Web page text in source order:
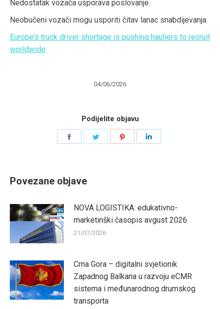
Nedostatak vozača usporava poslovanje.
Neobučeni vozači mogu usporiti čitav lanac snabdijevanja.
Europe’s truck driver shortage is pushing hauliers to recruit
worldwide
04/06/2026
Podijelite objavu
Povezane objave
NOVA LOGISTIKA: edukativno-
marketinški časopis avgust 2026
21/07/2026
Crna Gora – digitalni svjetionik
Zapadnog Balkana u razvoju eCMR
sistema i međunarodnog drumskog
transporta